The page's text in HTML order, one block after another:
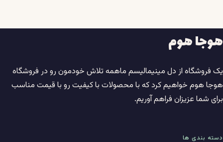
هوجا هوم
یک فروشگاه از دل مینیمالیسم ماهمه تلاش خودمون رو در فروشگاه
هوجا هوم خواهیم کرد که با محصولات با کیفیت رو با قیمت مناسب
برای شما عزیزان فراهم آوریم.
دسته بندی ها